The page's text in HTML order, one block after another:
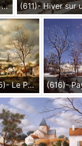
(610)- Paysage de neige au ciel bleu-1986-24x35 cm.
(615)- Le Poiré sur Vie-Au bord de la Vie-1986-35x27 cm.